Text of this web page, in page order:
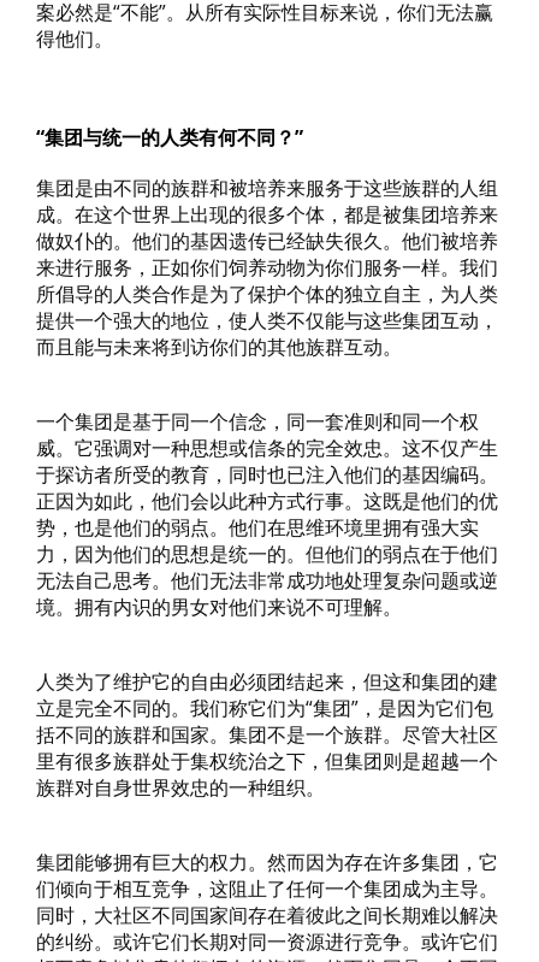
案必然是“不能”。从所有实际性目标来说，你们无法赢
得他们。
“集团与统一的人类有何不同？”
集团是由不同的族群和被培养来服务于这些族群的人组
成。在这个世界上出现的很多个体，都是被集团培养来
做奴仆的。他们的基因遗传已经缺失很久。他们被培养
来进行服务，正如你们饲养动物为你们服务一样。我们
所倡导的人类合作是为了保护个体的独立自主，为人类
提供一个强大的地位，使人类不仅能与这些集团互动，
而且能与未来将到访你们的其他族群互动。
一个集团是基于同一个信念，同一套准则和同一个权
威。它强调对一种思想或信条的完全效忠。这不仅产生
于探访者所受的教育，同时也已注入他们的基因编码。
正因为如此，他们会以此种方式行事。这既是他们的优
势，也是他们的弱点。他们在思维环境里拥有强大实
力，因为他们的思想是统一的。但他们的弱点在于他们
无法自己思考。他们无法非常成功地处理复杂问题或逆
境。拥有内识的男女对他们来说不可理解。
人类为了维护它的自由必须团结起来，但这和集团的建
立是完全不同的。我们称它们为“集团”，是因为它们包
括不同的族群和国家。集团不是一个族群。尽管大社区
里有很多族群处于集权统治之下，但集团则是超越一个
族群对自身世界效忠的一种组织。
集团能够拥有巨大的权力。然而因为存在许多集团，它
们倾向于相互竞争，这阻止了任何一个集团成为主导。
同时，大社区不同国家间存在着彼此之间长期难以解决
的纠纷。或许它们长期对同一资源进行竞争。或许它们